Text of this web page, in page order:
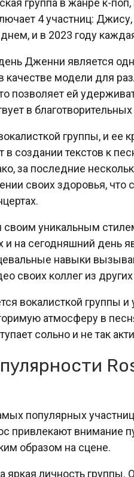
группа в жанре к-
4 участниц:
и в 2023 году
Дженни является
качестве модели для
позволяет ей
в
группы, и ее
в создании текстов к
за последние
своих здоровья, что
уникальным
и на сегодняшний день
навыки
своих коллег из других
вокалисткой группы
атмосферу в
сольно и не так
популярных
привлекают внимание
образом на сцене.
яркая личность группы.